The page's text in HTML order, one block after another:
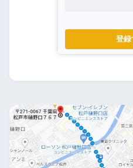
登録